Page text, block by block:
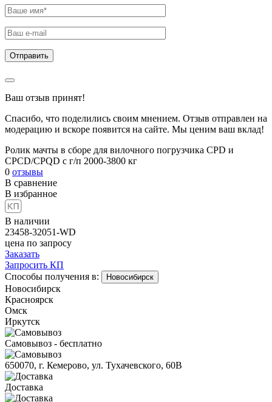
Ваш отзыв принят!
Спасибо, что поделились своим мнением. Отзыв отправлен на
модерацию и вскоре появится на сайте. Мы ценим ваш вклад!
Ролик мачты в сборе для вилочного погрузчика CPD и
CPCD/CPQD с г/п 2000-3800 кг
0 отзывы
В сравнение
В избранное
В наличии
23458-32051-WD
цена по запросу
Заказать
Запросить КП
Способы получения в:
Новосибирск
Новосибирск
Красноярск
Омск
Иркутск
Самовывоз - бесплатно
650070, г. Кемерово, ул. Тухачевского, 60В
Доставка